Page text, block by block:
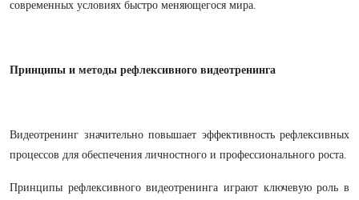
современных условиях быстро меняющегося мира.
Принципы и методы рефлексивного видеотренинга
Видеотренинг значительно повышает эффективность рефлексивных
процессов для обеспечения личностного и профессионального роста.
Принципы рефлексивного видеотренинга играют ключевую роль в